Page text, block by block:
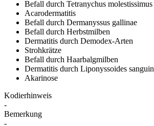
Befall durch Tetranychus molestissimus
Acarodermatitis
Befall durch Dermanyssus gallinae
Befall durch Herbstmilben
Dermatitis durch Demodex-Arten
Strohkrätze
Befall durch Haarbalgmilben
Dermatitis durch Liponyssoides
Akarinose
Kodierhinweis
-
Bemerkung
-